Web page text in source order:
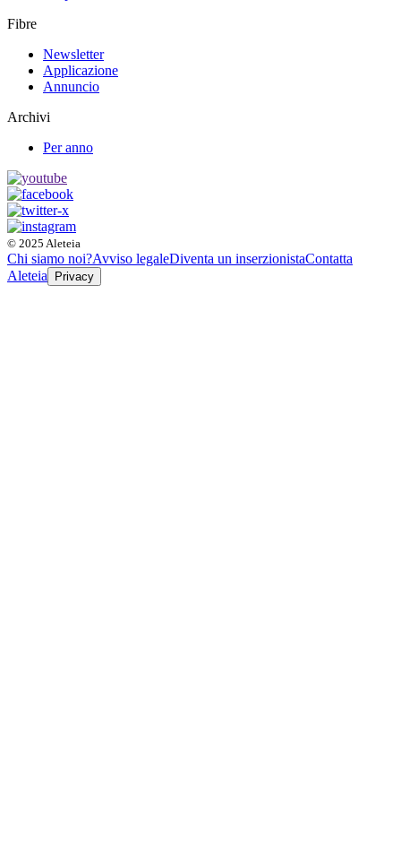
Fibre
Newsletter
Applicazione
Annuncio
Archivi
Per anno
© 2025 Aleteia
Chi siamo noi?Avviso legaleDiventa un inserzionistaContatta
Aleteia
Privacy